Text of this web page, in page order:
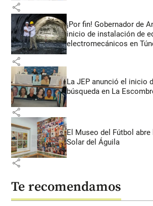
share
¡Por fin! Gobernador de
inicio de instalación de
electromecánicos en
share
La JEP anunció el inicio
búsqueda en La
share
El Museo del Fútbol abre
Solar del Águila
share
Te recomendamos